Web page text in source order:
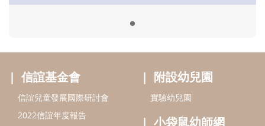
2024信誼年度報告
好孕袋
分齡育兒電子報
線上教養諮詢